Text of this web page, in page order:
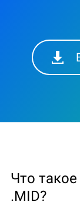
Что
.MID?